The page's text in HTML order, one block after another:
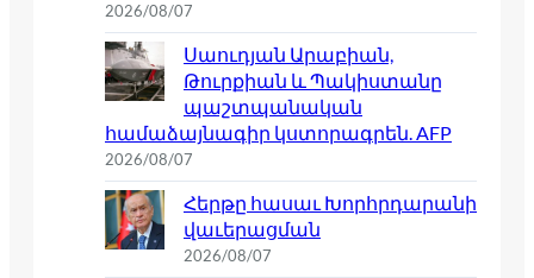
2026/08/07
Սաուդյան Արաբիան,
Թուրքիան և Պակիստանը
պաշտպանական
համաձայնագիր կստորագրեն. AFP
2026/08/07
Հերթը հասաւ Խորհրդարանի
վաւերացման
2026/08/07